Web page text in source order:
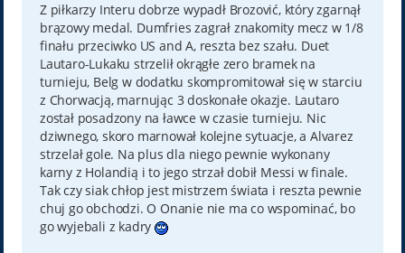
Z piłkarzy Interu dobrze wypadł Brozović, który zgarnął
brązowy medal. Dumfries zagrał znakomity mecz w 1/8
finału przeciwko US and A, reszta bez szału. Duet
Lautaro-Lukaku strzelił okrągłe zero bramek na
turnieju, Belg w dodatku skompromitował się w starciu
z Chorwacją, marnując 3 doskonałe okazje. Lautaro
został posadzony na ławce w czasie turnieju. Nic
dziwnego, skoro marnował kolejne sytuacje, a Alvarez
strzelał gole. Na plus dla niego pewnie wykonany
karny z Holandią i to jego strzał dobił Messi w finale.
Tak czy siak chłop jest mistrzem świata i reszta pewnie
chuj go obchodzi. O Onanie nie ma co wspominać, bo
go wyjebali z kadry